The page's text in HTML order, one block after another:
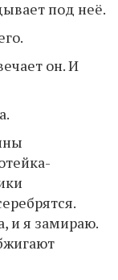
под неё.
он. И
и я замираю.